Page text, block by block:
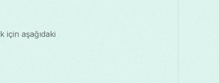
için aşağıdaki